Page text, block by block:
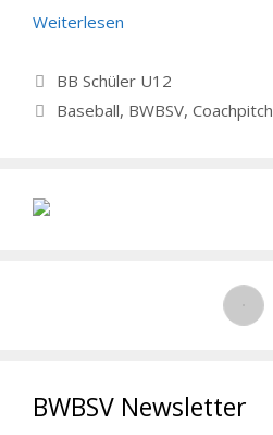
Weiterlesen
Kategorien
BB Schüler U12
Schlagwörter
Baseball, BWBSV, Coachpitch
BWBSV Newsletter